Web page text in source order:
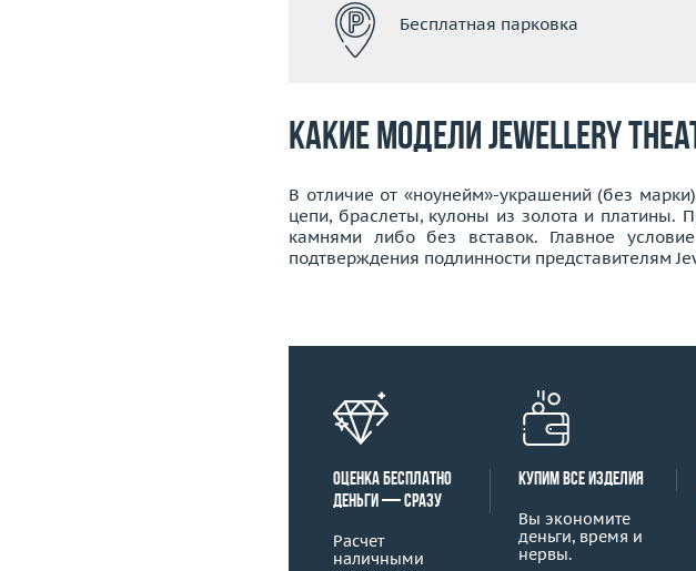
Бесплатная парковка
Какие модели Jewellery
В отличие от «ноунейм»-украшений (без
цепи, браслеты, кулоны из золота и платины.
камнями либо без вставок. Главное
подтверждения подлинности представителям
Оценка бесплатно
деньги — сразу
Расчет
наличными
Купим все изделия
Вы экономите
деньги, время и
нервы.